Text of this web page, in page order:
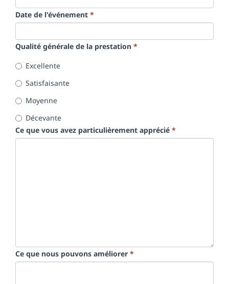
Date de l'événement *
Qualité générale de la prestation *
Excellente
Satisfaisante
Moyenne
Décevante
Ce que vous avez particulièrement apprécié *
Ce que nous pouvons améliorer *